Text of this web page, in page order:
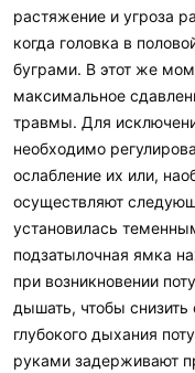
растяжение и угроза
когда головка в
буграми. В этот же
максимальное
травмы. Для
необходимо
ослабление их или,
осуществляют
установилась
подзатылочная ямка
при возникновении
дышать, чтобы снизить
глубокого дыхания
руками задерживают